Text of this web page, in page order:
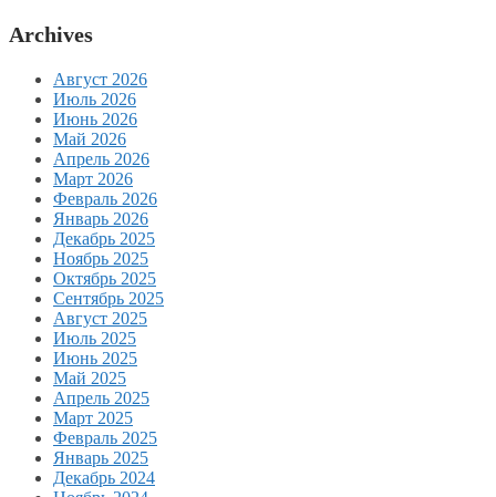
Archives
Август 2026
Июль 2026
Июнь 2026
Май 2026
Апрель 2026
Март 2026
Февраль 2026
Январь 2026
Декабрь 2025
Ноябрь 2025
Октябрь 2025
Сентябрь 2025
Август 2025
Июль 2025
Июнь 2025
Май 2025
Апрель 2025
Март 2025
Февраль 2025
Январь 2025
Декабрь 2024